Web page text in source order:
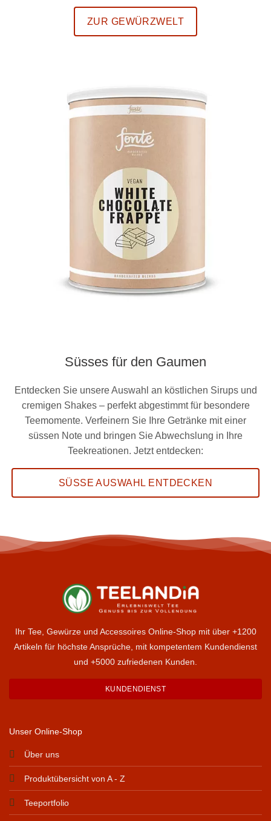
ZUR GEWÜRZWELT
Süsses für den Gaumen
Entdecken Sie unsere Auswahl an köstlichen Sirups und
cremigen Shakes – perfekt abgestimmt für besondere
Teemomente. Verfeinern Sie Ihre Getränke mit einer
süssen Note und bringen Sie Abwechslung in Ihre
Teekreationen. Jetzt entdecken:
SÜSSE AUSWAHL ENTDECKEN
Ihr Tee, Gewürze und Accessoires Online-Shop mit über +1200
Artikeln für höchste Ansprüche, mit kompetentem Kundendienst
und +5000 zufriedenen Kunden.
KUNDENDIENST
Unser Online-Shop
Über uns
Produktübersicht von A - Z
Teeportfolio